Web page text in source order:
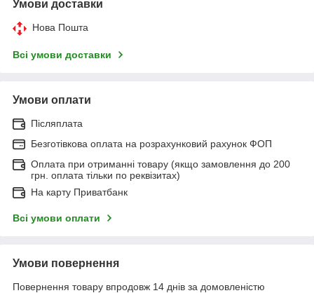
Умови доставки
Нова Пошта
Всі умови доставки
Умови оплати
Післяплата
Безготівкова оплата на розрахунковий рахунок ФОП
Оплата при отриманні товару (якщо замовлення до 200
грн. оплата тільки по реквізитах)
На карту Приватбанк
Всі умови оплати
Умови повернення
Повернення товару впродовж 14 днів за домовленістю